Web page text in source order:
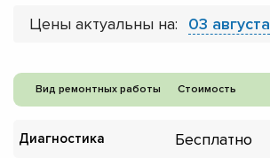
Цены актуальны на: 03 августа
Вид ремонтных работы Стоимость
Диагностика Бесплатно